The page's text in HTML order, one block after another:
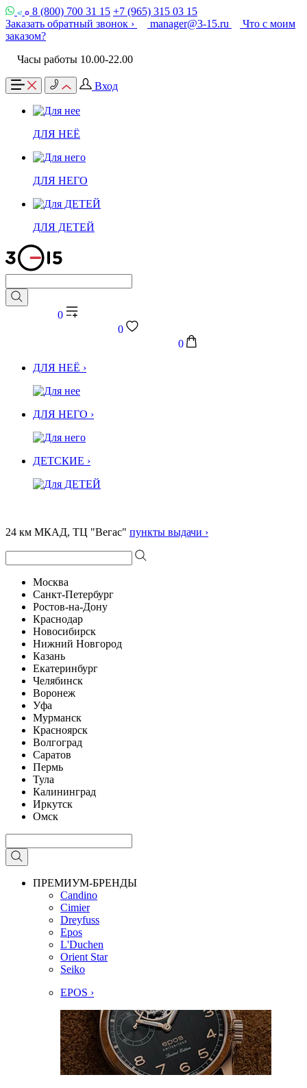
8 (800) 700 31 15 +7 (965) 315 03 15
Заказать обратный звонок ›
manager@3-15.ru
Что с моим
заказом?
Часы работы 10.00-22.00
Вход
ДЛЯ НЕЁ
ДЛЯ НЕГО
ДЛЯ ДЕТЕЙ
0
0
0
ДЛЯ НЕЁ ›
ДЛЯ НЕГО ›
ДЕТСКИЕ ›
24 км МКАД, ТЦ "Вегас" пункты выдачи ›
Москва
Санкт-Петербург
Ростов-на-Дону
Краснодар
Новосибирск
Нижний Новгород
Казань
Екатеринбург
Челябинск
Воронеж
Уфа
Мурманск
Красноярск
Волгоград
Саратов
Пермь
Тула
Калининград
Иркутск
Омск
ПРЕМИУМ-БРЕНДЫ
Candino
Cimier
Dreyfuss
Epos
L'Duchen
Orient Star
Seiko
EPOS ›